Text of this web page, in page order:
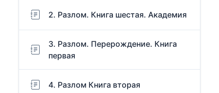
2. Разлом. Книга шестая. Академия
3. Разлом. Перерождение. Книга
первая
4. Разлом Книга вторая